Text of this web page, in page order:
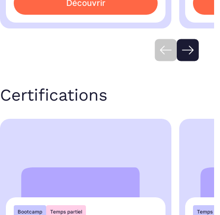
Découvrir
Certifications
Bootcamp Temps partiel Temps